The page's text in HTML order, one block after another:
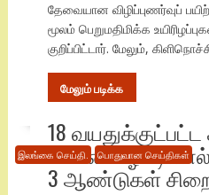
தேவையான விழிப்புணர்வுப்
மூலம் பெறுமதிமிக்க
குறிப்பிட்டார். மேலும்,
மேலும் படிக்க
இலங்கை செய்தி. பொதுவான செய்திகள்
18 வயதுக்குட்பட்ட
வாகனம்
3 ஆண்டுகள்